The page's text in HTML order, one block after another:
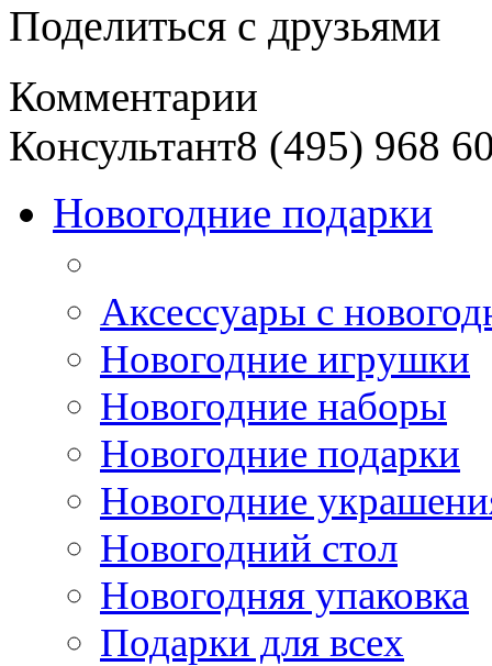
Поделиться с друзьями
Комментарии
Консультант8 (495) 968
Новогодние подарки
Аксессуары с
Новогодние игрушки
Новогодние наборы
Новогодние подарки
Новогодние
Новогодний стол
Новогодняя упаковка
Подарки для всех